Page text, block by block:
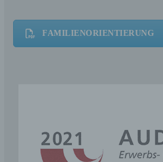
FAMILIENORIENTIERUNG